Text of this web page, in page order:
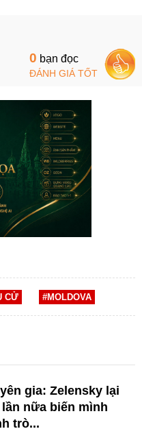
0 bạn đọc
ĐÁNH GIÁ TỐT
CỬ #MOLDOVA
gia: Zelensky lại
nữa biến mình
trò...